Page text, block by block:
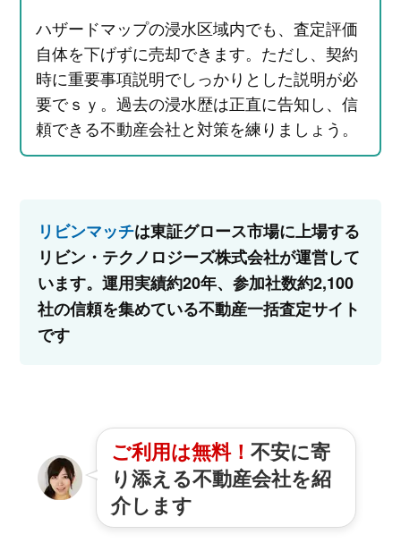
ハザードマップの浸水区域内でも、査定評価
自体を下げずに売却できます。ただし、契約
時に重要事項説明でしっかりとした説明が必
要でｓｙ。過去の浸水歴は正直に告知し、信
頼できる不動産会社と対策を練りましょう。
リビンマッチは東証グロース市場に上場する
リビン・テクノロジーズ株式会社が運営して
います。運用実績約20年、参加社数約2,100
社の信頼を集めている不動産一括査定サイト
です
ご利用は無料！ 不安に寄
り添える不動産会社を紹
介します